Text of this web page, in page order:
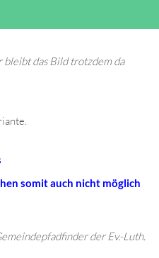
das Bild trotzdem da
somit auch nicht möglich
der Ev.-Luth.